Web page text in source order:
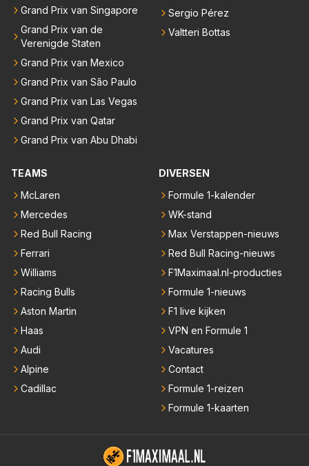
Grand Prix van Singapore
Grand Prix van de
Verenigde Staten
Grand Prix van Mexico
Grand Prix van São Paulo
Grand Prix van Las Vegas
Grand Prix van Qatar
Grand Prix van Abu Dhabi
Sergio Pérez
Valtteri Bottas
TEAMS
McLaren
Mercedes
Red Bull Racing
Ferrari
Williams
Racing Bulls
Aston Martin
Haas
Audi
Alpine
Cadillac
DIVERSEN
Formule 1-kalender
WK-stand
Max Verstappen-nieuws
Red Bull Racing-nieuws
F1Maximaal.nl-producties
Formule 1-nieuws
F1 live kijken
VPN en Formule 1
Vacatures
Contact
Formule 1-reizen
Formule 1-kaarten